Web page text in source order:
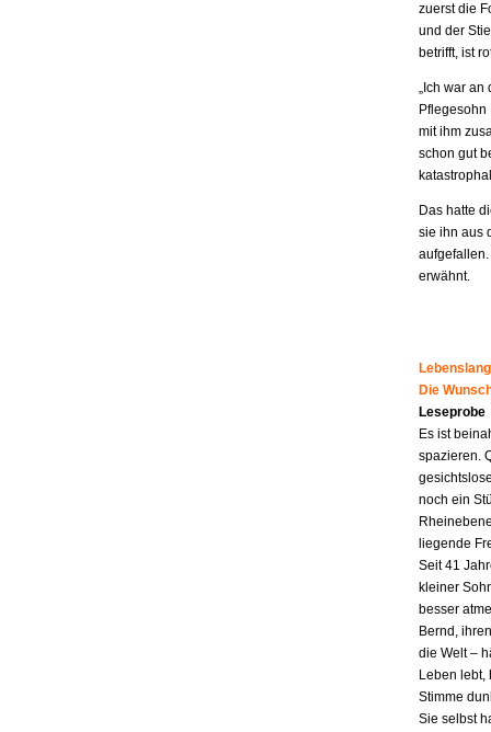
zuerst die
und der
betrifft, ist
„Ich war
Pflegesohn
mit ihm
schon gut
Das hatte
sie ihn aus
erwähnt.
Die
Leseprobe
Es ist
spazieren.
noch ein
liegende
Seit 41
kleiner
besser
Bernd,
die Welt –
Leben lebt,
Stimme
Sie selbst